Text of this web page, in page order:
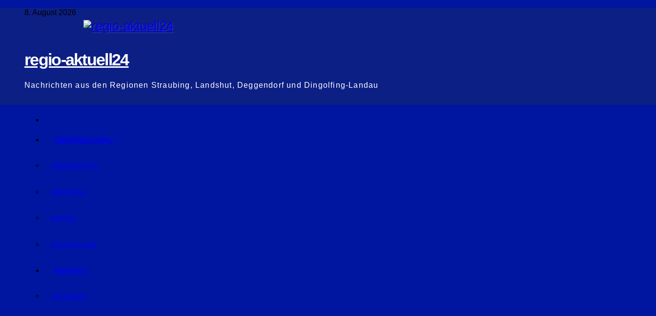
Zum
8. August 2026
regio-aktuell24
Nachrichten aus den Regionen Straubing, Landshut, Deggendorf und Dingolfing-Landau
ÜBERREGIONAL
NIEDERBAYERN
OBERPFALZ
BAYERN
DEUTSCHLAND
REGION
STRAUBING